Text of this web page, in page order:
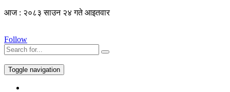
आज : २०८३ साउन २४ गते आइतवार
Follow
Toggle navigation